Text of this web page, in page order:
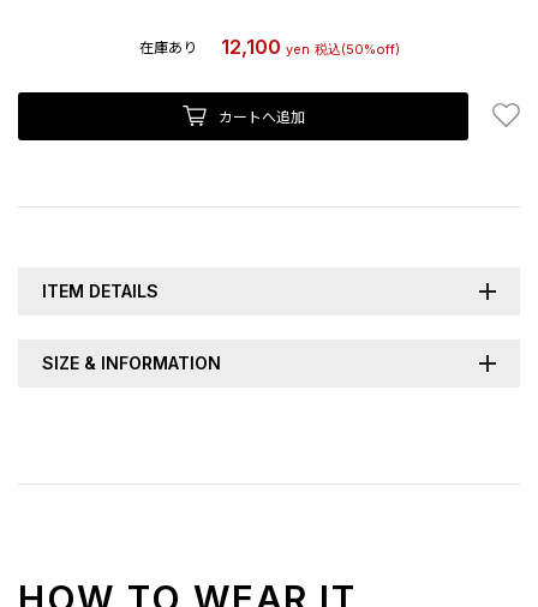
在庫あり 12,100 yen 税込(50%off)
カートへ追加
ITEM DETAILS
SIZE & INFORMATION
HOW TO WEAR IT